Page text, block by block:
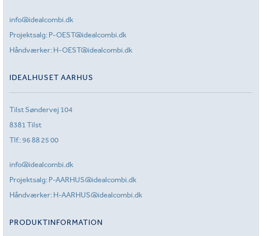
info@idealcombi.dk
Projektsalg: P-OEST@idealcombi.dk
Håndværker: H-OEST@idealcombi.dk
IDEALHUSET AARHUS
Tilst Søndervej 104
8381 Tilst
Tlf.:96 88 25 00
info@idealcombi.dk
Projektsalg: P-AARHUS@idealcombi.dk
Håndværker: H-AARHUS@idealcombi.dk
PRODUKTINFORMATION